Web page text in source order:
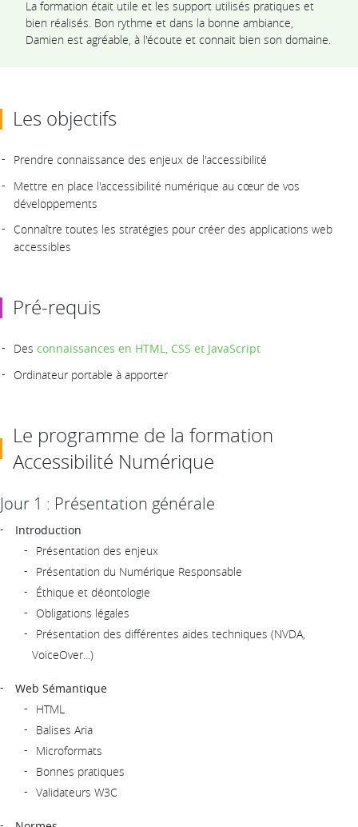
La formation était utile et les support utilisés pratiques et
bien réalisés. Bon rythme et dans la bonne ambiance,
Damien est agréable, à l'écoute et connait bien son domaine.
Les objectifs
Prendre connaissance des enjeux de l'accessibilité
Mettre en place l'accessibilité numérique au cœur de vos
développements
Connaître toutes les stratégies pour créer des applications web
accessibles
Pré-requis
Des connaissances en HTML, CSS et JavaScript
Ordinateur portable à apporter
Le programme de la formation
Accessibilité Numérique
Jour 1 : Présentation générale
Introduction
Présentation des enjeux
Présentation du Numérique Responsable
Éthique et déontologie
Obligations légales
Présentation des différentes aides techniques (NVDA,
VoiceOver...)
Web Sémantique
HTML
Balises Aria
Microformats
Bonnes pratiques
Validateurs W3C